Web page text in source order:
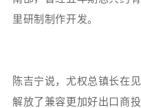
里研制制作开发。
陈吉宁说，尤权总镇长在
解放了兼容更加好出口商